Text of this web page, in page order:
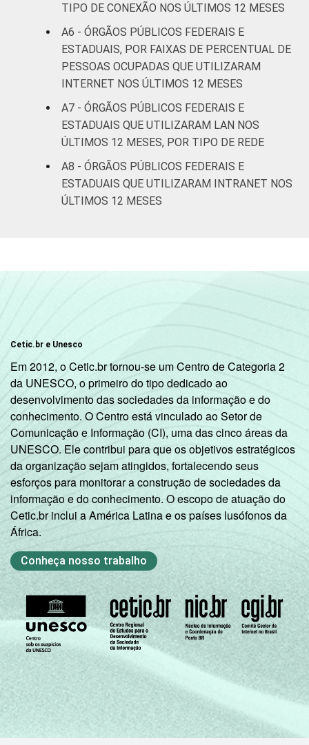
TIPO DE CONEXÃO NOS ÚLTIMOS 12 MESES
A6 - ÓRGÃOS PÚBLICOS FEDERAIS E
ESTADUAIS, POR FAIXAS DE PERCENTUAL DE
PESSOAS OCUPADAS QUE UTILIZARAM
INTERNET NOS ÚLTIMOS 12 MESES
A7 - ÓRGÃOS PÚBLICOS FEDERAIS E
ESTADUAIS QUE UTILIZARAM LAN NOS
ÚLTIMOS 12 MESES, POR TIPO DE REDE
A8 - ÓRGÃOS PÚBLICOS FEDERAIS E
ESTADUAIS QUE UTILIZARAM INTRANET NOS
ÚLTIMOS 12 MESES
Cetic.br e Unesco
Em 2012, o Cetic.br tornou-se um Centro de Categoria 2
da UNESCO, o primeiro do tipo dedicado ao
desenvolvimento das sociedades da informação e do
conhecimento. O Centro está vinculado ao Setor de
Comunicação e Informação (CI), uma das cinco áreas da
UNESCO. Ele contribui para que os objetivos estratégicos
da organização sejam atingidos, fortalecendo seus
esforços para monitorar a construção de sociedades da
informação e do conhecimento. O escopo de atuação do
Cetic.br inclui a América Latina e os países lusófonos da
África.
Conheça nosso trabalho